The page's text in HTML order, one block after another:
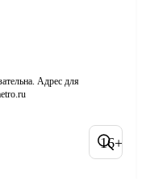
Адрес для
16+